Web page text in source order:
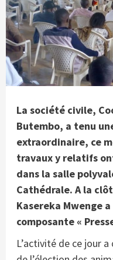
La société civile,
Butembo, a tenu
extraordinaire, ce
travaux y relatifs
dans la salle
Cathédrale. A la
Kasereka Mwenge
composante «
L’activité de ce jour